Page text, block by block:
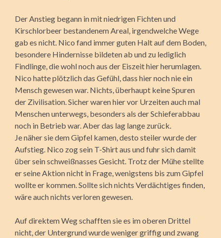
Der Anstieg begann in mit niedrigen Fichten und
Kirschlorbeer bestandenem Areal, irgendwelche Wege
gab es nicht. Nico fand immer guten Halt auf dem Boden,
besondere Hindernisse bildeten ab und zu lediglich
Findlinge, die wohl noch aus der Eiszeit hier herumlagen.
Nico hatte plötzlich das Gefühl, dass hier noch nie ein
Mensch gewesen war. Nichts, überhaupt keine Spuren
der Zivilisation. Sicher waren hier vor Urzeiten auch mal
Menschen unterwegs, besonders als der Schieferabbau
noch in Betrieb war. Aber das lag lange zurück.
Je näher sie dem Gipfel kamen, desto steiler wurde der
Aufstieg. Nico zog sein T-Shirt aus und fuhr sich damit
über sein schweißnasses Gesicht. Trotz der Mühe stellte
er seine Aktion nicht in Frage, wenigstens bis zum Gipfel
wollte er kommen. Sollte sich nichts Verdächtiges finden,
wäre auch nichts verloren gewesen.
Auf direktem Weg schafften sie es im oberen Drittel
nicht, der Untergrund wurde weniger griffig und zwang